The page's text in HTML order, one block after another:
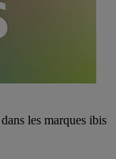
dans les marques ibis